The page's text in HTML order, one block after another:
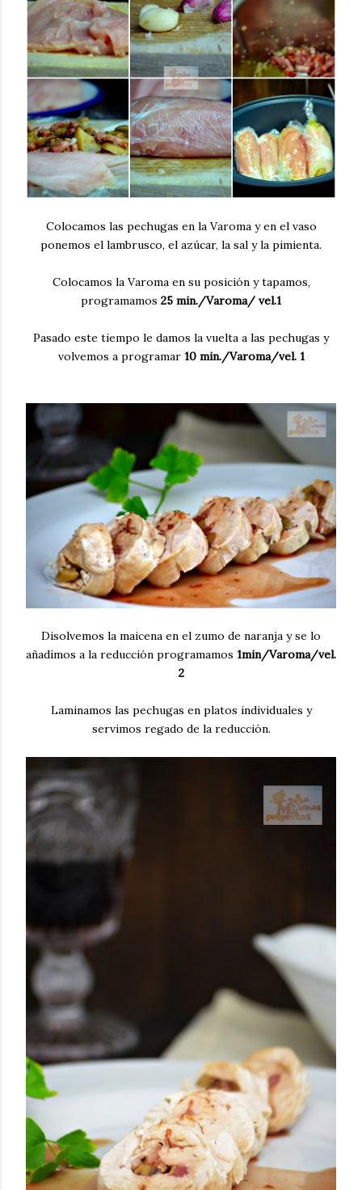
Colocamos las pechugas en la Varoma y en el vaso
ponemos el lambrusco, el azúcar, la sal y la pimienta.
Colocamos la Varoma en su posición y tapamos,
programamos 25 min./Varoma/ vel.1
Pasado este tiempo le damos la vuelta a las pechugas y
volvemos a programar 10 min./Varoma/vel. 1
Disolvemos la maicena en el zumo de naranja y se lo
añadimos a la reducción programamos 1min/Varoma/vel.
2
Laminamos las pechugas en platos individuales y
servimos regado de la reducción.